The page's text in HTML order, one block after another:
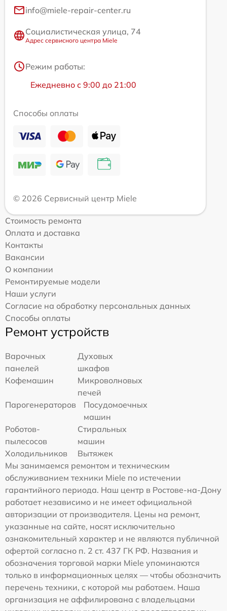
info@miele-repair-center.ru
Социалистическая улица, 74
Адрес сервисного центра Miele
Режим работы:
Ежедневно с 9:00 до 21:00
Способы оплаты
© 2026 Сервисный центр Miele
Стоимость ремонта
Оплата и доставка
Контакты
Вакансии
О компании
Ремонтируемые модели
Наши услуги
Согласие на обработку персональных данных
Способы оплаты
Ремонт устройств
Варочных
панелей
Духовых
шкафов
Кофемашин
Микроволновых
печей
Парогенераторов
Посудомоечных
машин
Роботов-
пылесосов
Стиральных
машин
Холодильников
Вытяжек
Мы занимаемся ремонтом и техническим
обслуживанием техники Miele по истечении
гарантийного периода. Наш центр в Ростове-на-Дону
работает независимо и не имеет официальной
авторизации от производителя. Цены на ремонт,
указанные на сайте, носят исключительно
ознакомительный характер и не являются публичной
офертой согласно п. 2 ст. 437 ГК РФ. Названия и
обозначения торговой марки Miele упоминаются
только в информационных целях — чтобы обозначить
перечень техники, с которой мы работаем. Наша
организация не аффилирована с владельцами